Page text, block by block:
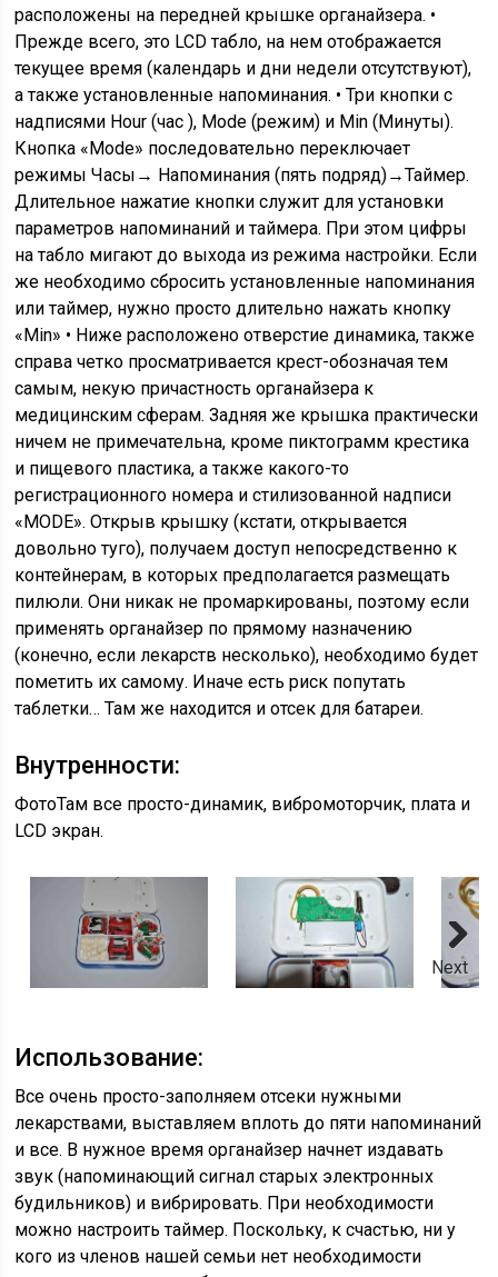
расположены на передней крышке органайзера. •
Прежде всего, это LCD табло, на нем отображается
текущее время (календарь и дни недели отсутствуют),
а также установленные напоминания. • Три кнопки с
надписями Hour (час ), Mode (режим) и Min (Минуты).
Кнопка «Mode» последовательно переключает
режимы Часы→ Напоминания (пять подряд)→Таймер.
Длительное нажатие кнопки служит для установки
параметров напоминаний и таймера. При этом цифры
на табло мигают до выхода из режима настройки. Если
же необходимо сбросить установленные напоминания
или таймер, нужно просто длительно нажать кнопку
«Min» • Ниже расположено отверстие динамика, также
справа четко просматривается крест-обозначая тем
самым, некую причастность органайзера к
медицинским сферам. Задняя же крышка практически
ничем не примечательна, кроме пиктограмм крестика
и пищевого пластика, а также какого-то
регистрационного номера и стилизованной надписи
«MODE». Открыв крышку (кстати, открывается
довольно туго), получаем доступ непосредственно к
контейнерам, в которых предполагается размещать
пилюли. Они никак не промаркированы, поэтому если
применять органайзер по прямому назначению
(конечно, если лекарств несколько), необходимо будет
пометить их самому. Иначе есть риск попутать
таблетки… Там же находится и отсек для батареи.
Внутренности:
ФотоТам все просто-динамик, вибромоторчик, плата и
LCD экран.
Next
Использование:
Все очень просто-заполняем отсеки нужными
лекарствами, выставляем вплоть до пяти напоминаний
и все. В нужное время органайзер начнет издавать
звук (напоминающий сигнал старых электронных
будильников) и вибрировать. При необходимости
можно настроить таймер. Поскольку, к счастью, ни у
кого из членов нашей семьи нет необходимости